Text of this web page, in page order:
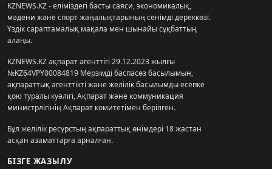
KZNEWS.KZ - еліміздегі басты саяси, экономикалық,
мәдени және спорт жаңалықтарының сенімді дереккөзі.
Үздік сараптамалық мақала мен шынайы сұқбаттың
алаңы.
KZNEWS.KZ ақпарат агенттігі 29.12.2023 жылғы
№KZ64VPY00084819 Мерзімді баспасөз басылымын,
ақпараттық агенттікті және желілік басылымды есепке
қою туралы куәлігі, Ақпарат және коммуникация
министрлігінің Ақпарат комитетімен берілген.
Бұл желілік ресурстың ақпараттық өнімдері 18 жастан
асқан азаматтарға арналған.
БІЗГЕ ЖАЗЫЛУ